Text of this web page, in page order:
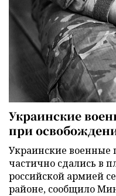
Украинские
при
Украинские военные
частично сдались в
российской армией
районе, сообщило